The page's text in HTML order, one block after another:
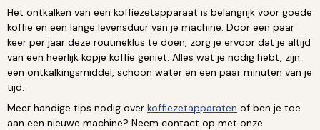
Het ontkalken van een koffiezetapparaat is belangrijk voor goede
koffie en een lange levensduur van je machine. Door een paar
keer per jaar deze routineklus te doen, zorg je ervoor dat je altijd
van een heerlijk kopje koffie geniet. Alles wat je nodig hebt, zijn
een ontkalkingsmiddel, schoon water en een paar minuten van je
tijd.
Meer handige tips nodig over koffiezetapparaten of ben je toe
aan een nieuwe machine? Neem contact op met onze